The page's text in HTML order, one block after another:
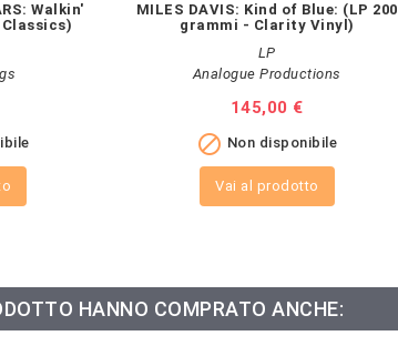
Walkin'
MILES DAVIS: Kind of Blue: (LP 200
grammi - Clarity Vinyl)
LP
Analogue Productions
Prezzo
145,00 €
 Non disponibile
Vai al prodotto
HANNO COMPRATO ANCHE: